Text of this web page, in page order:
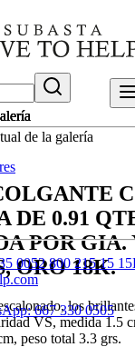
0052 800 215 15 15
667 330 0505
DE 0.91
POR GIA.
ORO 18K.
los
VS, medida 1.5
peso total 3.3 grs.